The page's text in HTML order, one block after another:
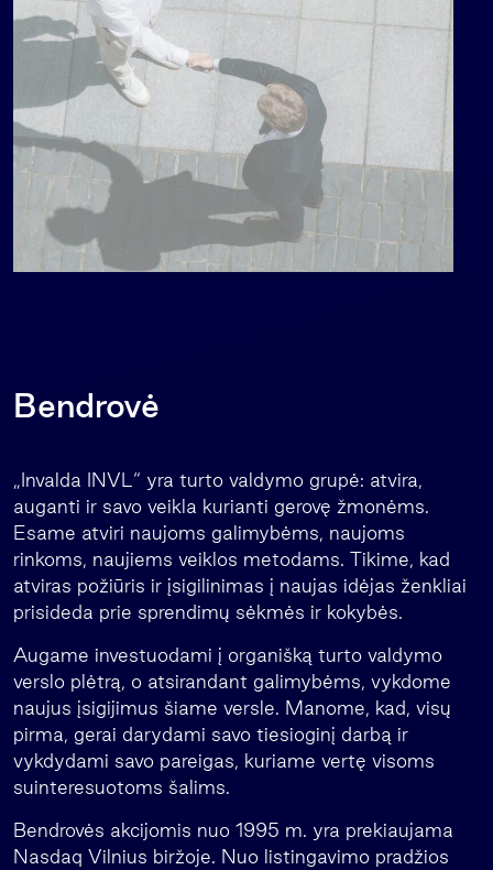
Bendrovė
„Invalda INVL“ yra turto valdymo grupė: atvira,
auganti ir savo veikla kurianti gerovę žmonėms.
Esame atviri naujoms galimybėms, naujoms
rinkoms, naujiems veiklos metodams. Tikime, kad
atviras požiūris ir įsigilinimas į naujas idėjas ženkliai
prisideda prie sprendimų sėkmės ir kokybės.
Augame investuodami į organišką turto valdymo
verslo plėtrą, o atsirandant galimybėms, vykdome
naujus įsigijimus šiame versle. Manome, kad, visų
pirma, gerai darydami savo tiesioginį darbą ir
vykdydami savo pareigas, kuriame vertę visoms
suinteresuotoms šalims.
Bendrovės akcijomis nuo 1995 m. yra prekiaujama
Nasdaq Vilnius biržoje. Nuo listingavimo pradžios